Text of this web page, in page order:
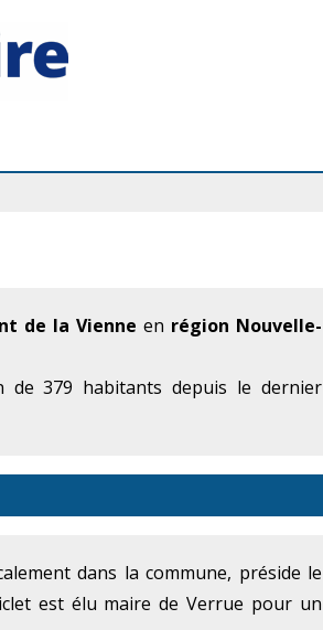
de la Vienne en région Nouvelle-
379 habitants depuis le dernier
dans la commune, préside le
est élu maire de Verrue pour un